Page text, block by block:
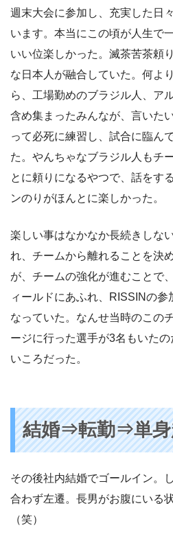
週末大会に参加し、充実した日
います。本当にこの頃が人生で
いい位楽しかった。滅茶苦茶頼
な日本人が融合していた。何よ
ら、工場勤めのブラジル人、ア
含め集まったみんなが、言いた
って必死に練習し、試合に臨ん
た。やんちゃなブラジル人もチ
とに頼りになるやつで、話をす
ンのりがほんとに楽しかった。
楽しい事はなかなか長続きしな
れ、チームから離れることを決
が、チームの強化が進むことで
ィールドにあふれ、RISSINの参
なっていた。なんせ当時のこの
ージに行った選手が3名もいた
いころだった。
結婚⇒転勤⇒単身
その後社内結婚でゴールイン。
合わず左遷。長男がお腹にいる
（笑）